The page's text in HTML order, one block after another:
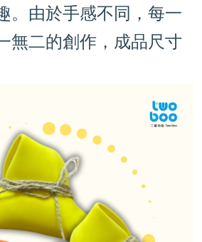
。由於手感不同，每一
無二的創作，成品尺寸